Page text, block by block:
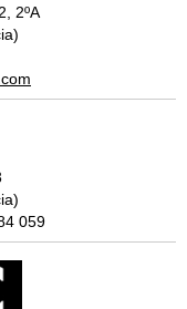
2ºA
059